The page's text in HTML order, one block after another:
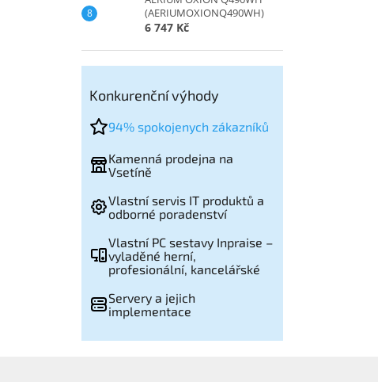
(AERIUMOXIONQ490WH)
6 747 Kč
Konkurenční výhody
94% spokojenych zákazníků
Kamenná prodejna na
Vsetíně
Vlastní servis IT produktů a
odborné poradenství
Vlastní PC sestavy Inpraise –
vyladěné herní,
profesionální, kancelářské
Servery a jejich
implementace